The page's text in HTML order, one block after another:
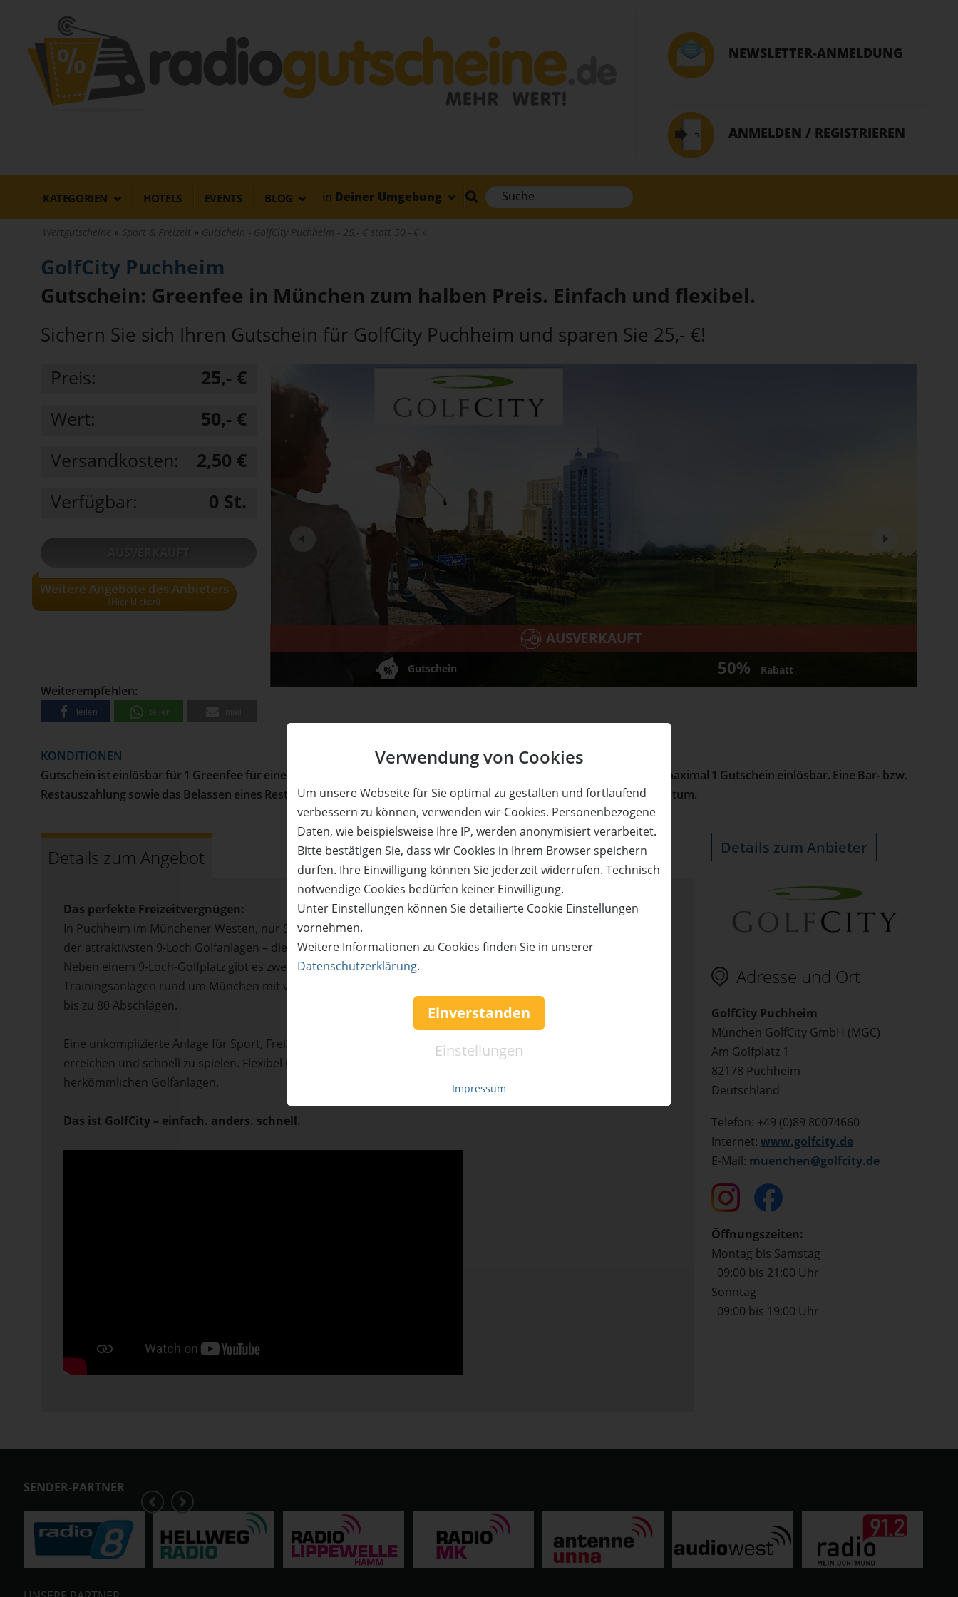
Verwendung von Cookies
Um unsere Webseite für Sie optimal zu gestalten und fortlaufend
verbessern zu können, verwenden wir Cookies. Personenbezogene
Daten, wie beispielsweise Ihre IP, werden anonymisiert verarbeitet.
Bitte bestätigen Sie, dass wir Cookies in Ihrem Browser speichern
dürfen. Ihre Einwilligung können Sie jederzeit widerrufen. Technisch
notwendige Cookies bedürfen keiner Einwilligung.
Unter Einstellungen können Sie detailierte Cookie Einstellungen
vornehmen.
Weitere Informationen zu Cookies finden Sie in unserer
Datenschutzerklärung.
Einverstanden
Einstellungen
Impressum
NEWSLETTER-ANMELDUNG
ANMELDEN / REGISTRIEREN
KATEGORIEN HOTELS EVENTS BLOG in Deiner Umgebung
Wertgutscheine Sport & Freizeit Gutschein - GolfCity Puchheim - 25,- € statt 50,- €
GolfCity Puchheim
Gutschein: Greenfee in München zum halben Preis. Einfach und flexibel.
Sichern Sie sich Ihren Gutschein für GolfCity Puchheim und sparen Sie 25,- €!
AUSVERKAUFT
Gutschein 50% Rabatt
Next
Preis:
25,- €
Wert:
50,- €
Versandkosten:
2,50 €
Verfügbar:
0 St.
Weitere Angebote des Anbieters
(Hier klicken)
• Alle Gutscheine und Tickets nur solange
der Vorrat reicht!
Weiterempfehlen:
teilen teilen
KONDITIONEN
Gutschein ist einlösbar für 1 Greenfee für eine Person. Einlösbar von Montag bis Sonntag. Pro Person und Tag ist nur maximal 1 Gutschein einlösbar. Eine Bar- bzw.
Restauszahlung sowie das Belassen eines Restwerts auf dem Gutschein sind nicht möglich. Einlösbar 3 Jahre ab Kaufdatum.
Details zum Angebot
Das perfekte Freizeitvergnügen:
In Puchheim im Münchener Westen, nur 500 m von der Stadtgrenze Münchens entfernt, präsentiert sich eine
der attraktivsten 9-Loch Golfanlagen – die zweite GolfCity-Anlage Deutschlands.
Neben einem 9-Loch-Golfplatz gibt es zwei 3-Loch-Kurzplätze mit Wasserhindernissen sowie eine der größten
Trainingsanlagen rund um München mit verschiedenen Übungsgrüns und einer weitläufigen Driving Range mit
bis zu 80 Abschlägen.
Eine unkomplizierte Anlage für Sport, Freizeit und Naturerlebnis direkt vor der Haustür. Ganz einfach zu
erreichen und schnell zu spielen. Flexibel und ohne Einstiegshürden – und damit das Gegenteil der meisten
herkömmlichen Golfanlagen.
Das ist GolfCity – einfach. anders. schnell.
Details zum Anbieter
Adresse und Ort
GolfCity Puchheim
München GolfCity GmbH (MGC)
Am Golfplatz 1
82178 Puchheim
Deutschland
Telefon: +49 (0)89 80074660
Internet: www.golfcity.de
E-Mail: muenchen@golfcity.de
Öffnungszeiten:
Montag bis Samstag
09:00 bis 21:00 Uhr
Sonntag
09:00 bis 19:00 Uhr
SENDER-PARTNER